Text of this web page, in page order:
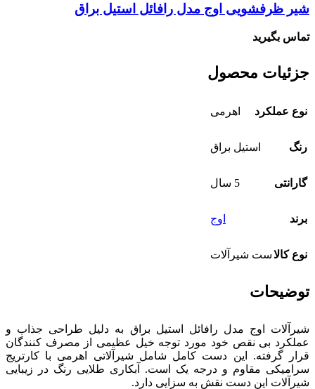
شیر ظرفشویی اوج مدل رافائل استیل براق
تماس بگیرید
جزئیات محصول
نوع عملکرد اهرمی
رنگ استیل براق
گارانتی 5 سال
برند اوج
نوع کالاست شیرآلات
توضیحات
شیرآلات اوج مدل رافائل استیل براق به دلیل طراحی جذاب و
عملکرد بی نقص خود مورد توجه خیل عظیمی از مصرف کنندگان
قرار گرفته. این دست کامل شامل شیرآلاتی اهرمی با کارتریج
سرامیکی مقاوم و درجه یک است. آبکاری طلایی رنگ در زیبایی
شیرآلات این دست نقش به سزایی دارد.